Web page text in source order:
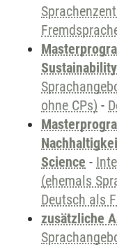
ohne CPs) -
Science -
(ehemals
Deutsch als
zusätzliche